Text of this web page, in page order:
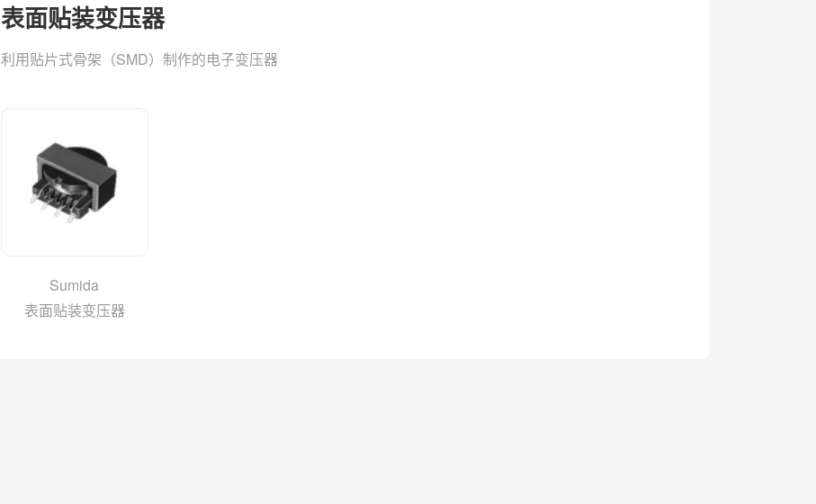
表面贴装变压器
利用贴片式骨架（SMD）制作的电子变压器
Sumida
表面贴装变压器